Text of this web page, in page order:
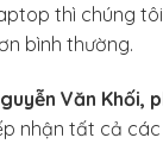
thì chúng
bình thường.
Văn Khối,
nhận tất cả